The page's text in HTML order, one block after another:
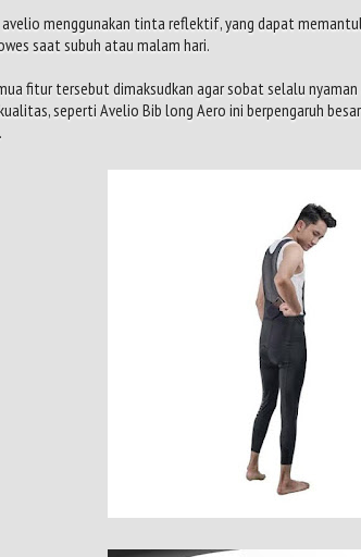
menggunakan tinta reflektif, yang dapat
saat subuh atau malam hari.
fitur tersebut dimaksudkan agar sobat selalu
seperti Avelio Bib long Aero ini berpengaruh